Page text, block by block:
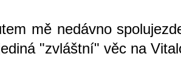
mě nedávno
"zvláštní" věc na